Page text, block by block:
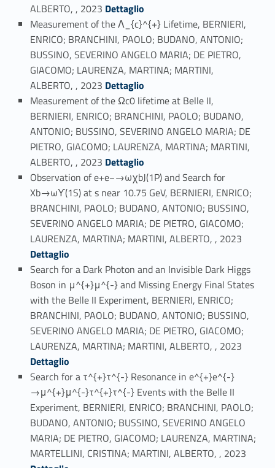
ALBERTO, , 2023 Dettaglio
Measurement of the Λ_{c}^{+} Lifetime, BERNIERI,
ENRICO; BRANCHINI, PAOLO; BUDANO, ANTONIO;
BUSSINO, SEVERINO ANGELO MARIA; DE PIETRO,
GIACOMO; LAURENZA, MARTINA; MARTINI,
ALBERTO, , 2023 Link identifier #identifier_person_33539-4Dettaglio
Measurement of the Ωc0 lifetime at Belle II,
BERNIERI, ENRICO; BRANCHINI, PAOLO; BUDANO,
ANTONIO; BUSSINO, SEVERINO ANGELO MARIA; DE
PIETRO, GIACOMO; LAURENZA, MARTINA; MARTINI,
ALBERTO, , 2023 Link identifier #identifier_person_145480-5Dettaglio
Observation of e+e−→ωχbJ(1P) and Search for
Xb→ωϒ(1S) at s near 10.75 GeV, BERNIERI, ENRICO;
BRANCHINI, PAOLO; BUDANO, ANTONIO; BUSSINO,
SEVERINO ANGELO MARIA; DE PIETRO, GIACOMO;
LAURENZA, MARTINA; MARTINI, ALBERTO, , 2023Link identifier #identifier_person_80156-6
Dettaglio
Search for a Dark Photon and an Invisible Dark Higgs
Boson in μ^{+}μ^{-} and Missing Energy Final States
with the Belle II Experiment, BERNIERI, ENRICO;
BRANCHINI, PAOLO; BUDANO, ANTONIO; BUSSINO,
SEVERINO ANGELO MARIA; DE PIETRO, GIACOMO;
LAURENZA, MARTINA; MARTINI, ALBERTO, , 2023Link identifier #identifier_person_151251-7
Dettaglio
Search for a τ^{+}τ^{-} Resonance in e^{+}e^{-}
→μ^{+}μ^{-}τ^{+}τ^{-} Events with the Belle II
Experiment, BERNIERI, ENRICO; BRANCHINI, PAOLO;
BUDANO, ANTONIO; BUSSINO, SEVERINO ANGELO
MARIA; DE PIETRO, GIACOMO; LAURENZA, MARTINA;
MARTELLINI, CRISTINA; MARTINI, ALBERTO, , 2023